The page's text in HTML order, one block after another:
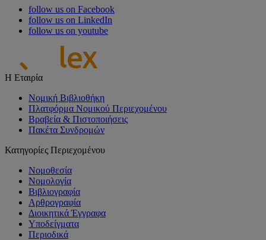
follow us on Facebook
follow us on LinkedIn
follow us on youtube
Η Εταιρία
Νομική Βιβλιοθήκη
Πλατφόρμα Νομικού Περιεχομένου
Βραβεία & Πιστοποιήσεις
Πακέτα Συνδρομών
Κατηγορίες Περιεχομένου
Νομοθεσία
Νομολογία
Βιβλιογραφία
Αρθρογραφία
Διοικητικά Έγγραφα
Υποδείγματα
Περιοδικά